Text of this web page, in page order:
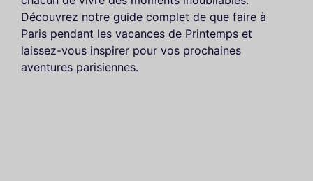
Découvrez notre guide complet de que faire à
Paris pendant les vacances de Printemps et
laissez-vous inspirer pour vos prochaines
aventures parisiennes.